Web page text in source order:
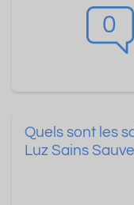
0
Quels sont les
Luz Sains